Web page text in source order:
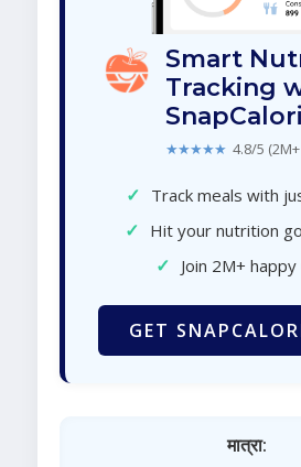
Smart
Tracking
★★★★★ 4.8/5
✓ Track meals with
✓ Hit your nutrition
✓ Join 2M+
GET
मात्रा: